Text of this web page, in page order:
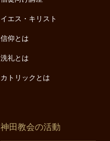
イエス・キリスト
信仰とは
洗礼とは
カトリックとは
神田教会の活動